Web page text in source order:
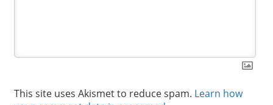
This site uses Akismet to reduce spam. Learn how